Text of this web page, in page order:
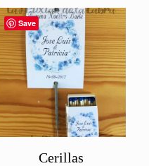
Save
Cerillas